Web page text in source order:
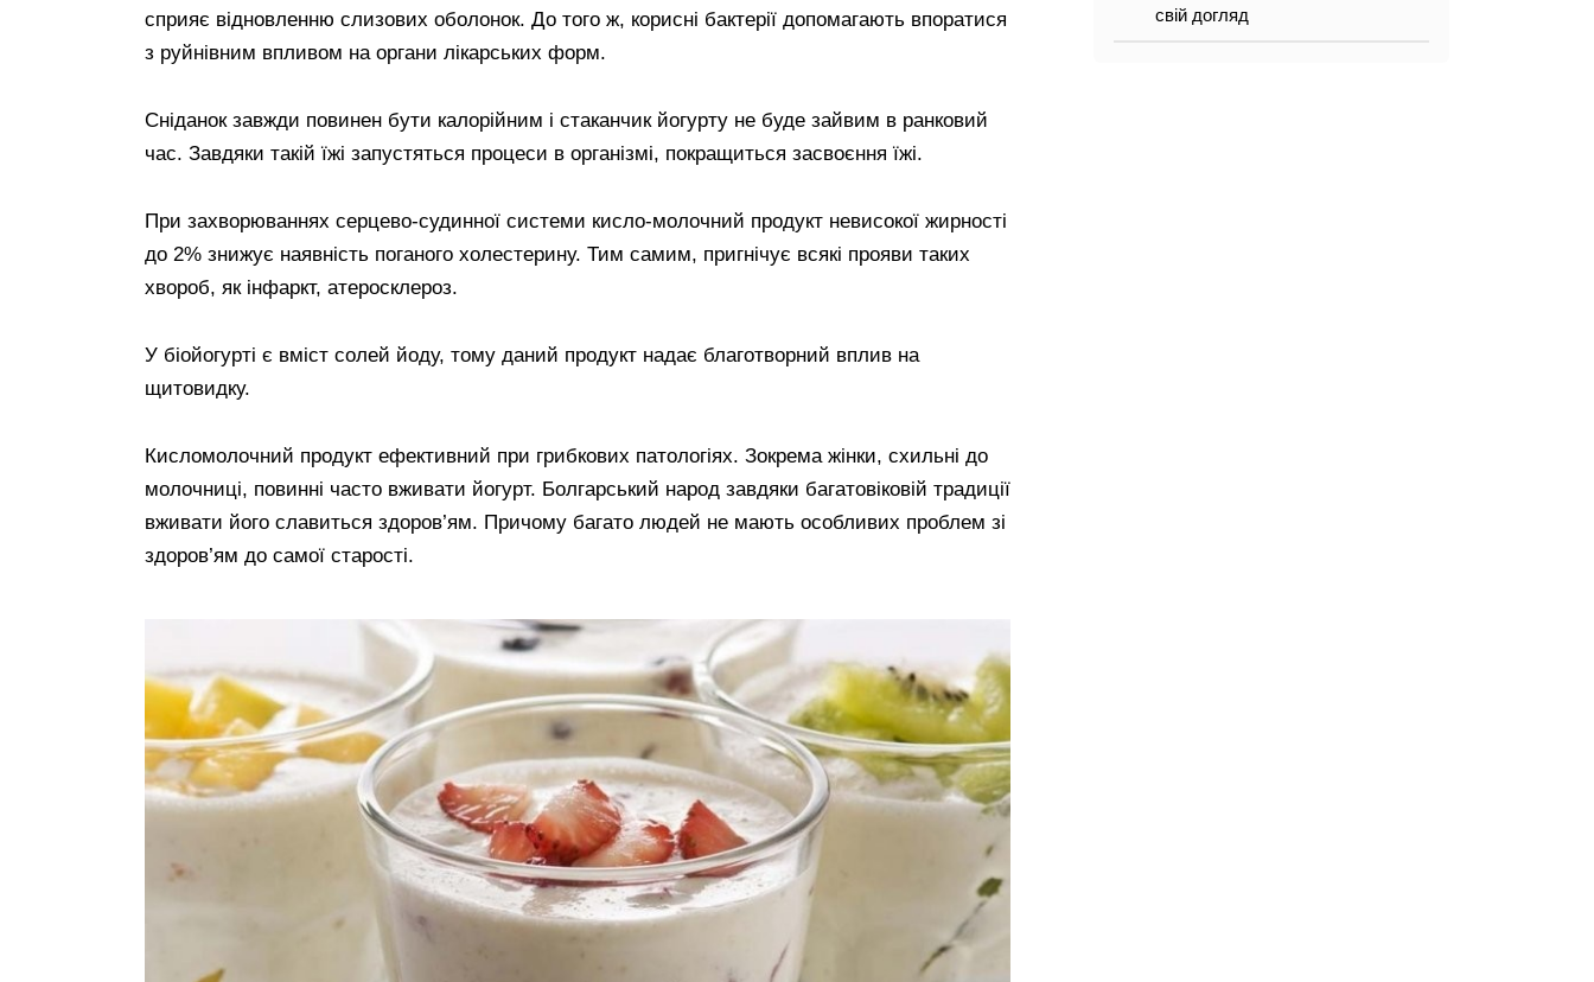
сприяє відновленню слизових оболонок. До того ж, корисні бактерії допомагають впоратися
з руйнівним впливом на органи лікарських форм.
Сніданок завжди повинен бути калорійним і стаканчик йогурту не буде зайвим в ранковий
час. Завдяки такій їжі запустяться процеси в організмі, покращиться засвоєння їжі.
При захворюваннях серцево-судинної системи кисло-молочний продукт невисокої жирності
до 2% знижує наявність поганого холестерину. Тим самим, пригнічує всякі прояви таких
хвороб, як інфаркт, атеросклероз.
У біойогурті є вміст солей йоду, тому даний продукт надає благотворний вплив на
щитовидку.
Кисломолочний продукт ефективний при грибкових патологіях. Зокрема жінки, схильні до
молочниці, повинні часто вживати йогурт. Болгарський народ завдяки багатовіковій традиції
вживати його славиться здоров’ям. Причому багато людей не мають особливих проблем зі
здоров’ям до самої старості.
свій догляд